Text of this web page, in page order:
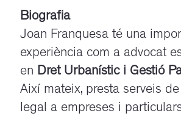
Biografia
Joan Franquesa té una
experiència com a advocat
en Dret Urbanístic i Gestió
Així mateix, presta serveis
legal a empreses i